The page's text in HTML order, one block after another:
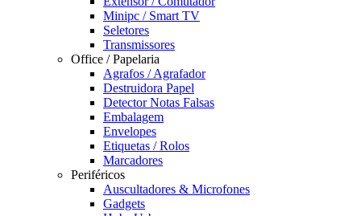
Minipc / Smart TV
Seletores
Transmissores
Office / Papelaria
Agrafos / Agrafador
Destruidora Papel
Detector Notas Falsas
Embalagem
Envelopes
Etiquetas / Rolos
Marcadores
Periféricos
Auscultadores & Microfones
Gadgets